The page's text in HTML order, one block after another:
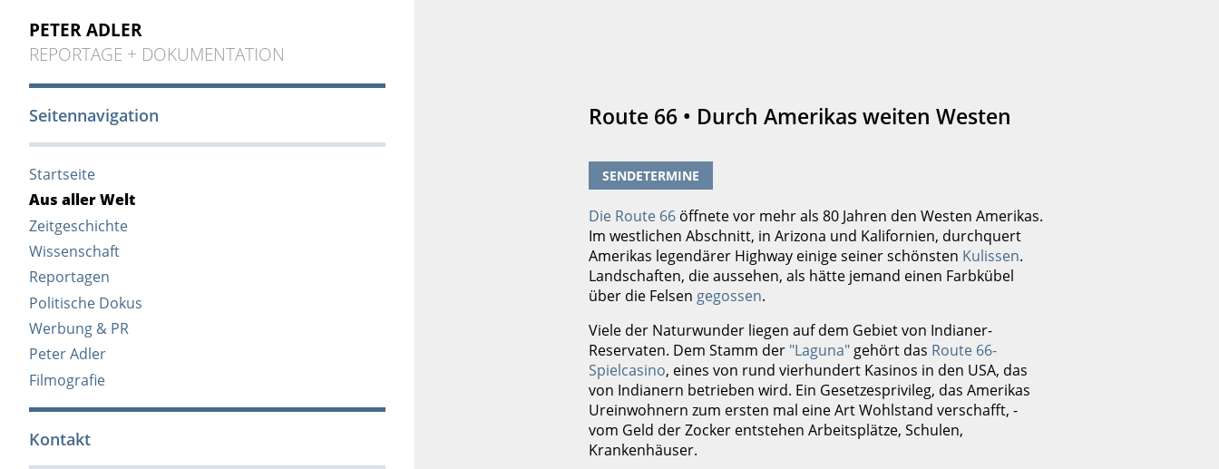
PETER ADLER
REPORTAGE + DOKUMENTATION
Seitennavigation
Startseite
Aus aller Welt
Zeitgeschichte
Wissenschaft
Reportagen
Politische Dokus
Werbung & PR
Peter Adler
Filmografie
Kontakt
Route 66 • Durch Amerikas weiten Westen
SENDETERMINE
Die Route 66öffnete vor mehr als 80 Jahren den Westen Amerikas.
Im westlichen Abschnitt, in Arizona und Kalifornien, durchquert
Amerikas legendärer Highway einige seiner schönsten Kulissen.
Landschaften, die aussehen, als hätte jemand einen Farbkübel
über die Felsen gegossen.
Viele der Naturwunder liegen auf dem Gebiet von Indianer-
Reservaten. Dem Stamm der "Laguna"gehört das Route 66-
Spielcasino, eines von rund vierhundert Kasinos in den USA, das
von Indianern betrieben wird. Ein Gesetzesprivileg, das Amerikas
Ureinwohnern zum ersten mal eine Art Wohlstand verschafft, -
vom Geld der Zocker entstehen Arbeitsplätze, Schulen,
Krankenhäuser.